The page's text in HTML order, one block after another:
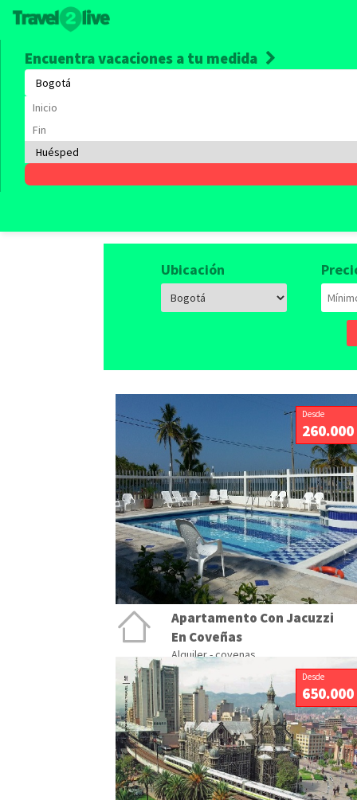
Encuentra vacaciones a tu medida
Ubicación
Desde
260.000
Apartamento Con Jacuzzi
En Coveñas
Alquiler - covenas
Desde
650.000